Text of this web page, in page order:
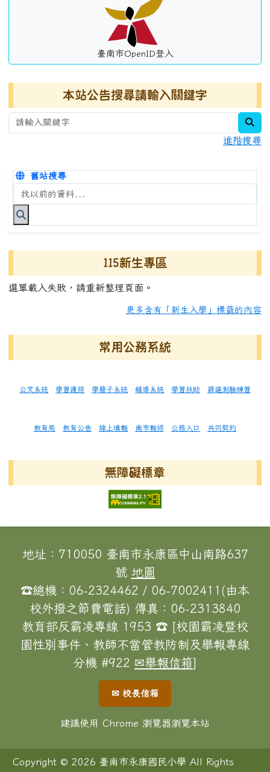
臺南市OpenID登入
本站公告搜尋請輸入關鍵字
進階搜尋
舊站搜尋
搜尋台南市永康國小全球資訊網關鍵字
115新生專區
選單載入失敗，請重新整理頁面。
更多含有「新生入學」標籤的內容
常用公務系統
公文系統 學習護照 學籍子系統 輔導系統 學習扶助 篩選測驗練習
教育局 教育公告 線上填報 南市報修 公務入口 共同契約
無障礙標章
頁尾區域內容
地址：710050 臺南市永康區中山南路637
號 地圖
☎總機：06-2324462 / 06-7002411(由本
校外撥之節費電話) 傳真：06-2313840
教育部反霸凌專線 1953 ☎ [校園霸凌暨校
園性別事件、教師不當管教防制及舉報專線
分機 #922 ✉舉報信箱]
✉ 校長信箱
建議使用 Chrome 瀏覽器瀏覽本站
Copyright © 2026 臺南市永康國民小學 All Rights